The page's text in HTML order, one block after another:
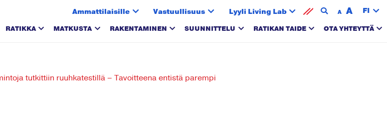
Ammattilaisille Vastuullisuus Lyyli Living Lab A A FI
RATIKKA MATKUSTA RAKENTAMINEN SUUNNITTELU RATIKAN TAIDE OTA YHTEYTTÄ
tutkittiin ruuhkatestillä – Tavoitteena entistä parempi